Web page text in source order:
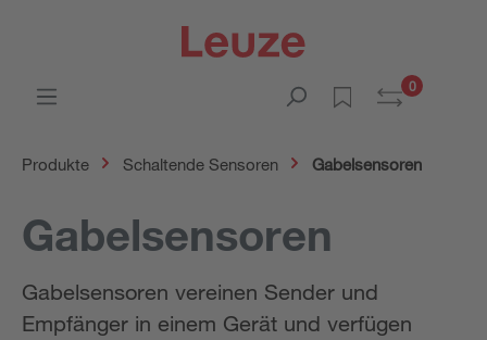
0
Produkte Schaltende Sensoren Gabelsensoren
Gabelsensoren
Gabelsensoren vereinen Sender und
Empfänger in einem Gerät und verfügen